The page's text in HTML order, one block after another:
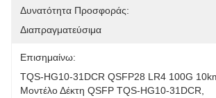
Δυνατότητα Προσφοράς:
Διαπραγματεύσιμα
Επισημαίνω:
TQS-HG10-31DCR QSFP28 LR4 100G
Μοντέλο Δέκτη QSFP TQS-HG10-31DCR